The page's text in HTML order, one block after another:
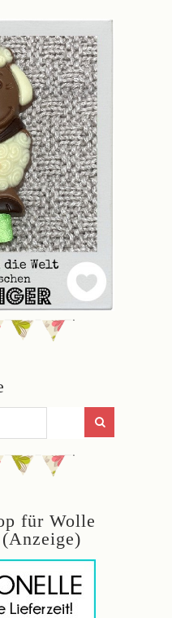
für Wolle